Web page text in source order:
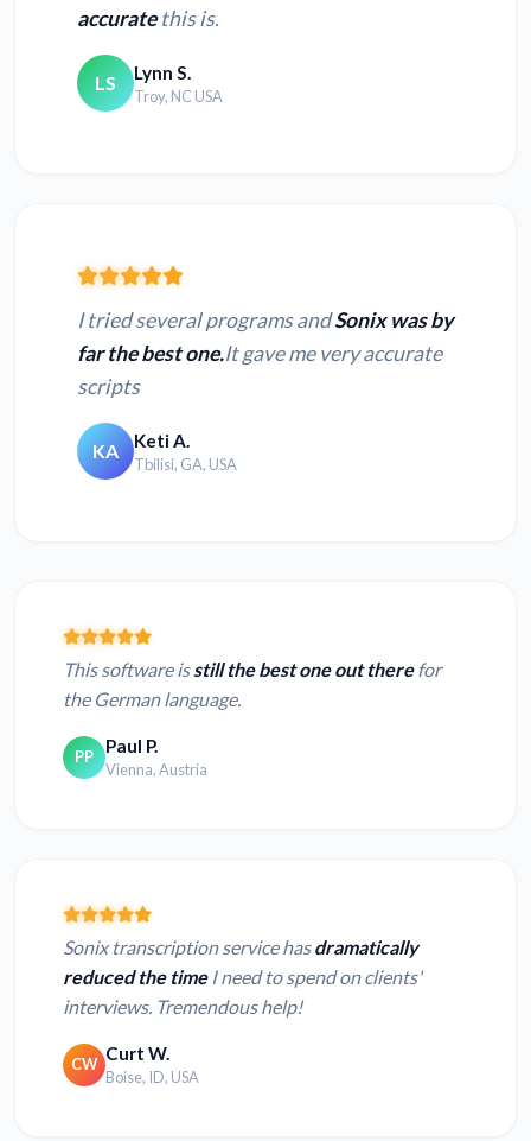
accuratethis is.
LS Lynn S.
Troy, NC USA
I tried several programs andSonix was by
far the best one.It gave me very accurate
scripts
KA Keti A.
Tbilisi, GA, USA
This software isstill the best one out therefor
the German language.
PP Paul P.
Vienna, Austria
Sonix transcription service hasdramatically
reduced the timeI need to spend on clients'
interviews. Tremendous help!
CW Curt W.
Boise, ID, USA